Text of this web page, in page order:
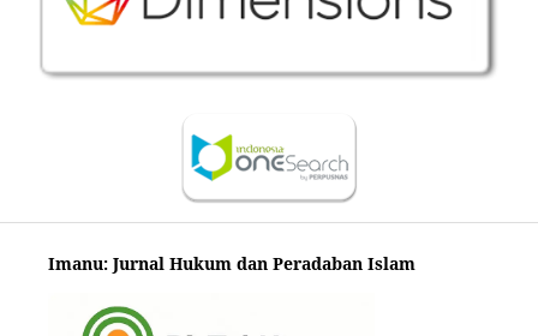
Imanu: Jurnal Hukum dan Peradaban Islam